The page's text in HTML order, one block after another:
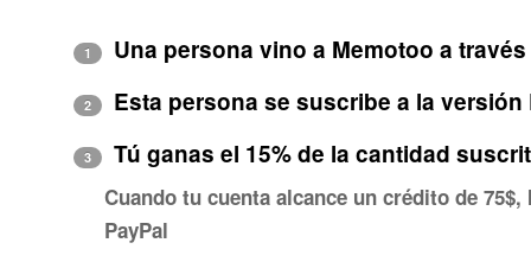
1 Una persona vino a Memotoo a
2 Esta persona se suscribe a la versión
3 Tú ganas el 15% de la cantidad
Cuando tu cuenta alcance un crédito de
PayPal